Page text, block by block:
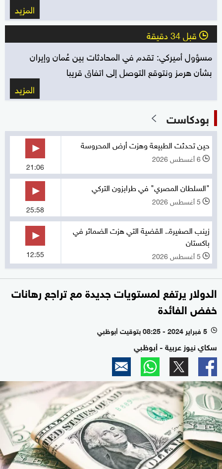
المزيد
l قبل 34 دقيقة
مسؤول أميركي: تقدم في المحادثات بين عُمان وإيران
بشأن هرمز ونتوقع التوصل إلى اتفاق قريبا
المزيد
بودكاست
حين تحدثت الطبيعة وهزت أرض المحروسة
l 6 أغسطس 2026
21:06
"السلطان المصري" في طرابزون التركي
l 5 أغسطس 2026
25:58
زينب الصغيرة.. القضية التي هزت الضمائر في
باكستان
l 5 أغسطس 2026 12:55
الدولار يرتفع لمستويات جديدة مع تراجع رهانات
خفض الفائدة
l 5 فبراير 2024 - 08:25 بتوقيت أبوظبي
سكاي نيوز عربية - أبوظبي